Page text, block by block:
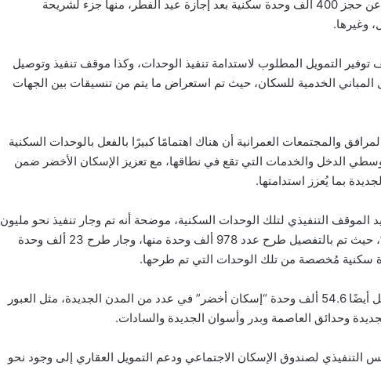
المختلفة. كما أن هناك توجيهًا بالإعلان عن حجز 400 ألف وحدة سكنية بعد إجازة عيد الفطر، منها جزء لشريحة
وغيرها.
توفير التمويل المطلوب لاستدامة تنفيذ الوحدات، وكذا موقف تنفيذ وتوصيل
المباني الخدمية للسكان، حيث تم استعراض ما يتم من تنسيقات بين الجهات
والمجتمعات العمرانية أن هناك اهتمامًا كبيرًا بالفعل بالوحدات السكنية
الدخل والخدمات التي تقع في نطاقها، مع تعزيز الإسكان الأخضر ضمن
بما يُعزز استدامتها.
التنفيذي لتلك الوحدات السكنية، موضحة أنه تم وجار تنفيذ نحو مليون
وحدة سكنية “إسكان منخفضي الدخل”، حيث تم بالتفصيل طرح عدد 978 ألف وحدة منها، وجار طرح 23 ألف وحدة
وأضافت: تشمل وحدات منخفضي الدخل أيضًا 54.6 ألف وحدة “إسكان أخضر” في عدد من المدن الجديدة، مثل العبور
وحدائق العاصمة وبدر وأسوان الجديدة والسادات.
التنفيذي لصندوق الإسكان الاجتماعي ودعم التمويل العقاري إلى وجود نحو